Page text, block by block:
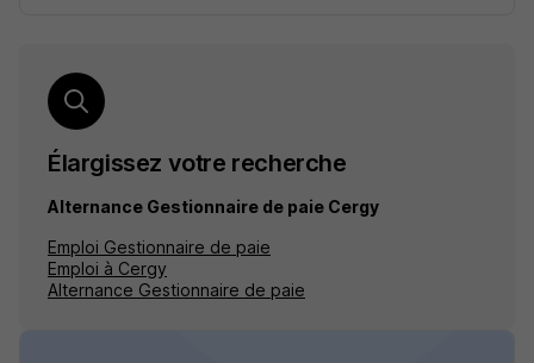
Élargissez votre recherche
Alternance Gestionnaire de paie Cergy
Emploi Gestionnaire de paie
Emploi à Cergy
Alternance Gestionnaire de paie